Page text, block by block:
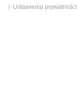
Ustawienia prywatności